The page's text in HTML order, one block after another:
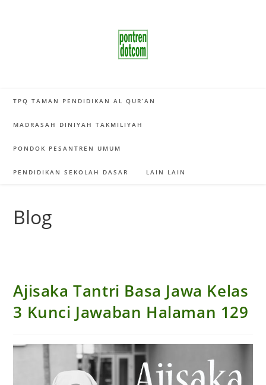
TPQ TAMAN PENDIDIKAN AL QUR’AN
MADRASAH DINIYAH TAKMILIYAH
PONDOK PESANTREN UMUM
PENDIDIKAN SEKOLAH DASAR LAIN LAIN
Blog
Ajisaka Tantri Basa Jawa Kelas
3 Kunci Jawaban Halaman 129